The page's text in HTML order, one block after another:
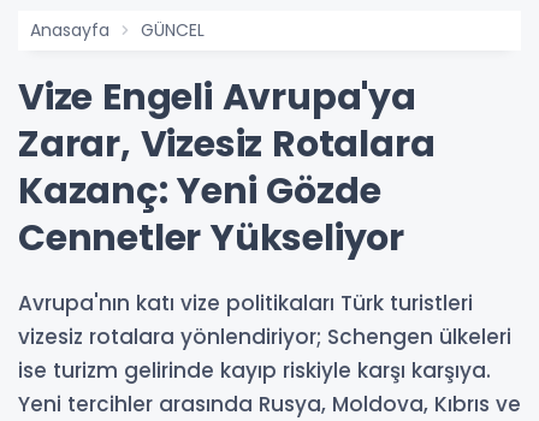
Anasayfa GÜNCEL
Vize Engeli Avrupa'ya
Zarar, Vizesiz Rotalara
Kazanç: Yeni Gözde
Cennetler Yükseliyor
Avrupa'nın katı vize politikaları Türk turistleri
vizesiz rotalara yönlendiriyor; Schengen ülkeleri
ise turizm gelirinde kayıp riskiyle karşı karşıya.
Yeni tercihler arasında Rusya, Moldova, Kıbrıs ve